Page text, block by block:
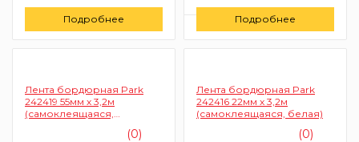
Заказать
Подробнее
Заказать
Подробнее
Лента бордюрная Park
242419 55мм х 3,2м
(самоклеящаяся,
(0)
Лента бордюрная Park
242416 22мм x 3,2м
(самоклеящаяся, белая)
(0)